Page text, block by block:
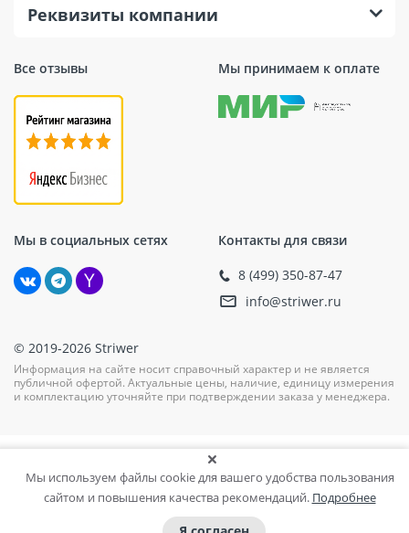
Все отзывы Мы принимаем к оплате
Мы в социальных сетях Контакты для связи
8 (499) 350-87-47
info@striwer.ru
Реквизиты компании
© 2019-2026 Striwer
Информация на сайте носит справочный характер и не является
публичной офертой. Актуальные цены, наличие, единицу измерения
и комплектацию уточняйте при подтверждении заказа у менеджера.
Мы используем файлы cookie для вашего удобства пользования
сайтом и повышения качества рекомендаций. Подробнее